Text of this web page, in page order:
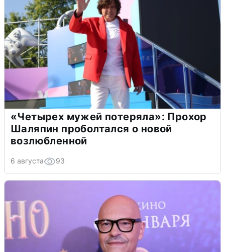
«Четырех мужей потеряла»: Прохор
Шаляпин проболтался о новой
возлюбленной
6 августа 93